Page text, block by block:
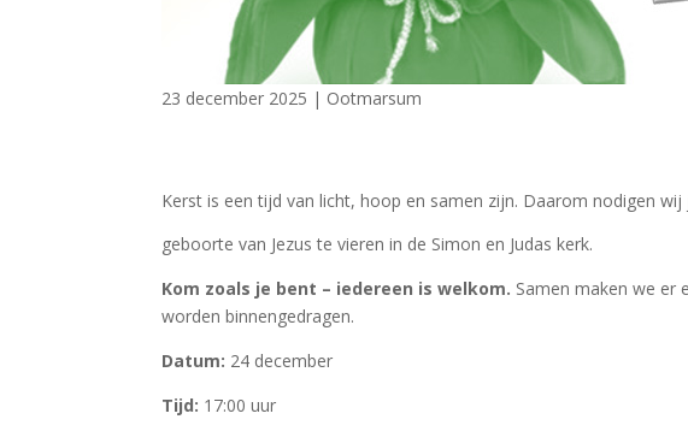
23 december 2025 | Ootmarsum
Kerst is een tijd van licht, hoop en samen zijn. Daarom nodigen
geboorte van Jezus te vieren in de Simon en Judas kerk.
Kom zoals je bent – iedereen is welkom. Samen maken we er
worden binnengedragen.
Datum: 24 december
Tijd: 17:00 uur